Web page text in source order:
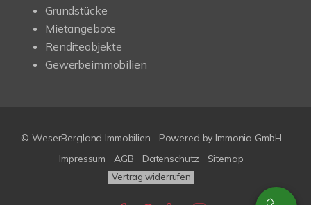
Grundstücke
Mietangebote
Renditeobjekte
Gewerbeimmobilien
© WeserBergland Immobilien Powered by Immonia GmbH
Impressum
AGB Datenschutz Sitemap
Vertrag widerrufen